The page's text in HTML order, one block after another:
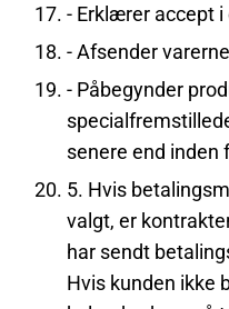
- Erklærer accept i
- Afsender
- Påbegynder
senere end inden
5. Hvis
valgt, er
har sendt
Hvis kunden ikke